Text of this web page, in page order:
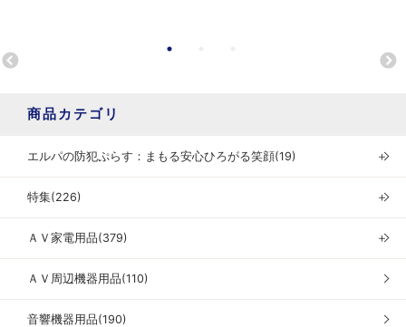
商品カテゴリ
エルパの防犯ぷらす：まもる安心ひろがる笑顔(19) ＋
特集(226) ＋
ＡＶ家電用品(379) ＋
ＡＶ周辺機器用品(110)
音響機器用品(190)